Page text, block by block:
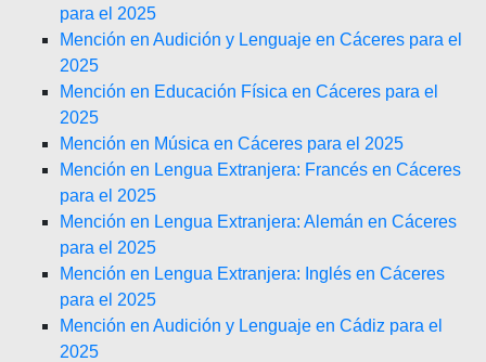
para el 2025
Mención en Audición y Lenguaje en Cáceres para el
2025
Mención en Educación Física en Cáceres para el
2025
Mención en Música en Cáceres para el 2025
Mención en Lengua Extranjera: Francés en Cáceres
para el 2025
Mención en Lengua Extranjera: Alemán en Cáceres
para el 2025
Mención en Lengua Extranjera: Inglés en Cáceres
para el 2025
Mención en Audición y Lenguaje en Cádiz para el
2025